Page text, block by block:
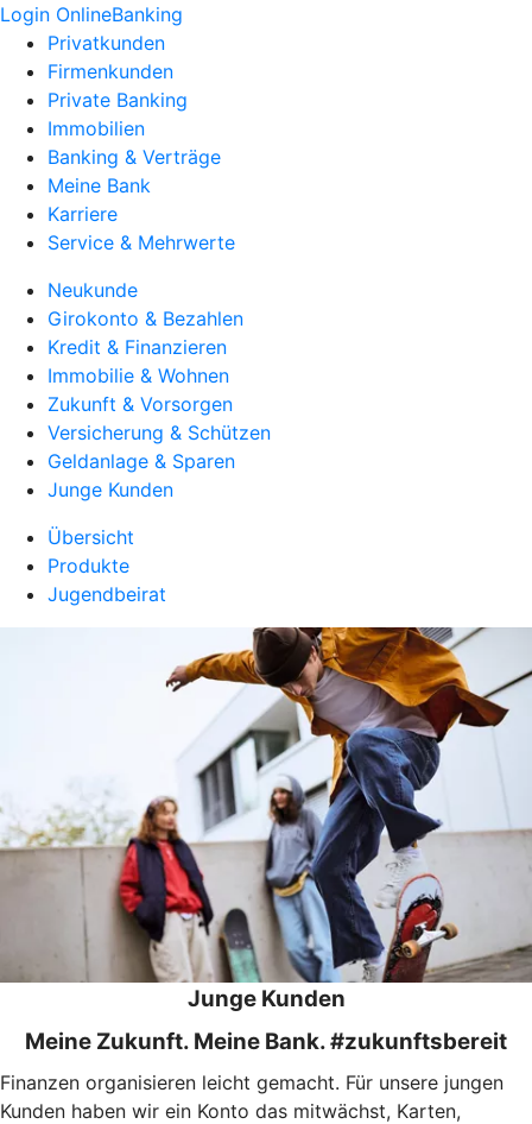
Login OnlineBanking
Privatkunden
Firmenkunden
Private Banking
Immobilien
Banking & Verträge
Meine Bank
Karriere
Service & Mehrwerte
Neukunde
Girokonto & Bezahlen
Kredit & Finanzieren
Immobilie & Wohnen
Zukunft & Vorsorgen
Versicherung & Schützen
Geldanlage & Sparen
Junge Kunden
Übersicht
Produkte
Jugendbeirat
Junge Kunden
Meine Zukunft. Meine Bank. #zukunftsbereit
Finanzen organisieren leicht gemacht. Für unsere jungen
Kunden haben wir ein Konto das mitwächst, Karten,